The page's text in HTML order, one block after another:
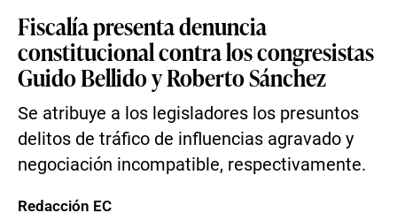
Fiscalía presenta denuncia
constitucional contra los congresistas
Guido Bellido y Roberto Sánchez
Se atribuye a los legisladores los presuntos
delitos de tráfico de influencias agravado y
negociación incompatible, respectivamente.
Redacción EC